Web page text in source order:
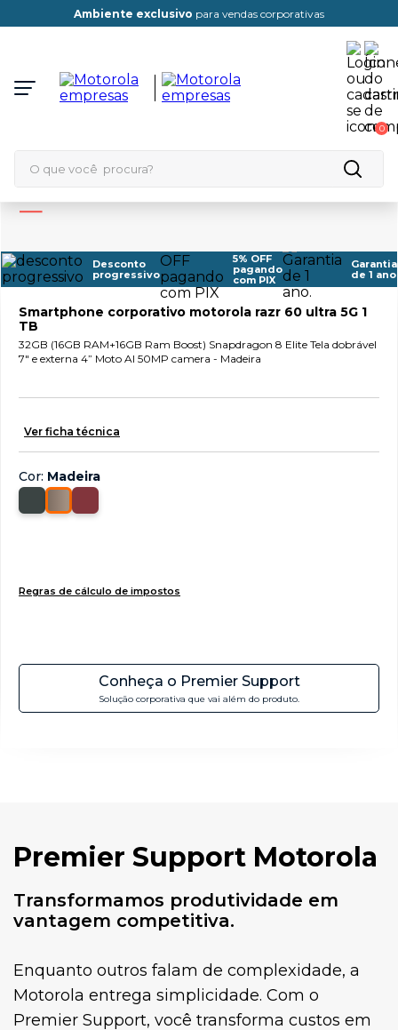
Cadastre-see confira ofertas especiais para o seu
0
Desconto
progressivo
5% OFF
pagando
com PIX
Garantia
de 1 ano
Smartphone corporativo motorola razr 60 ultra 5G 1
TB
32GB (16GB RAM+16GB Ram Boost) Snapdragon 8 Elite Tela dobrável
7" e externa 4” Moto AI 50MP camera - Madeira
Ver ficha técnica
Cor: Madeira
Regras de cálculo de impostos
Conheça o Premier Support
Solução corporativa que vai além do produto.
Premier Support Motorola
Transformamos produtividade em
vantagem competitiva.
Enquanto outros falam de complexidade, a
Motorola entrega simplicidade. Com o
Premier Support, você transforma custos em